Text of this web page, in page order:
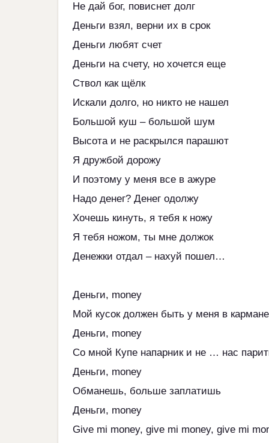
Не дай бог, повиснет долг
Деньги взял, верни их в срок
Деньги любят счет
Деньги на счету, но хочется еще
Ствол как щёлк
Искали долго, но никто не нашел
Большой куш – большой шум
Высота и не раскрылся парашют
Я дружбой дорожу
И поэтому у меня все в ажуре
Надо денег? Денег одолжу
Хочешь кинуть, я тебя к ножу
Я тебя ножом, ты мне должок
Денежки отдал – нахуй пошел…
Деньги, money
Мой кусок должен быть у меня в кармане
Деньги, money
Со мной Купе напарник и не … нас
Деньги, money
Обманешь, больше заплатишь
Деньги, money
Give mi money, give mi money, give mi